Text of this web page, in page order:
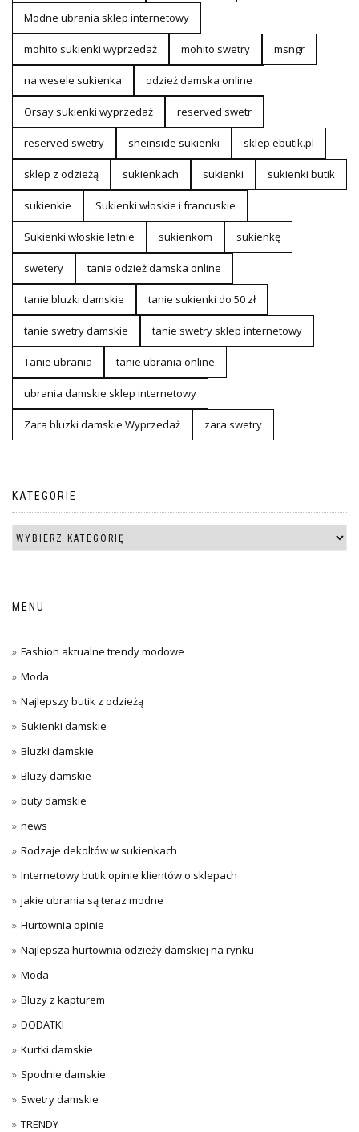
Modne ubrania sklep internetowy
mohito sukienki wyprzedaż mohito swetry msngr
na wesele sukienka odzież damska online
Orsay sukienki wyprzedaż reserved swetr
reserved swetry sheinside sukienki sklep ebutik.pl
sklep z odzieżą sukienkach sukienki sukienki butik
sukienkie Sukienki włoskie i francuskie
Sukienki włoskie letnie sukienkom sukienkę
swetery tania odzież damska online
tanie bluzki damskie tanie sukienki do 50 zł
tanie swetry damskie tanie swetry sklep internetowy
Tanie ubrania tanie ubrania online
ubrania damskie sklep internetowy
Zara bluzki damskie Wyprzedaż zara swetry
KATEGORIE
MENU
Fashion aktualne trendy modowe
Moda
Najlepszy butik z odzieżą
Sukienki damskie
Bluzki damskie
Bluzy damskie
buty damskie
news
Rodzaje dekoltów w sukienkach
Internetowy butik opinie klientów o sklepach
jakie ubrania są teraz modne
Hurtownia opinie
Najlepsza hurtownia odzieży damskiej na rynku
Moda
Bluzy z kapturem
DODATKI
Kurtki damskie
Spodnie damskie
Swetry damskie
TRENDY